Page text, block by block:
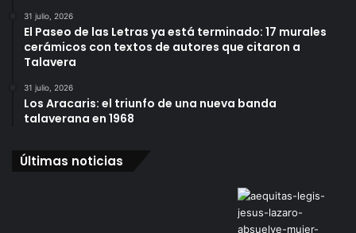
31 julio, 2026
El Paseo de las Letras ya está terminado: 17 murales
cerámicos con textos de autores que citaron a
Talavera
31 julio, 2026
Los Aracaris: el triunfo de una nueva banda
talaverana en 1968
Últimas noticias